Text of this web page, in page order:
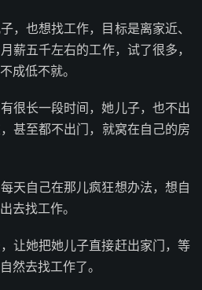
，也想找工作，目标是离家近、
薪五千左右的工作，试了很多，
成低不就。
很长一段时间，她儿子，也不出
甚至都不出门，就窝在自己的房
天自己在那儿疯狂想办法，想自
去找工作。
让她把她儿子直接赶出家门，等
然去找工作了。